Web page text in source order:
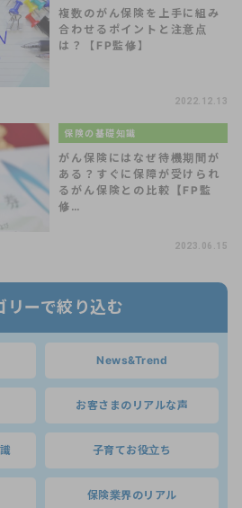
複数のがん保険を上手に組み
合わせるポイントと注意点
は？【FP監修】
2022.12.13
保険の基礎知識
がん保険にはなぜ待機期間が
ある？すぐに保障が受けられ
るがん保険との比較【FP監
修…
2023.06.15
リーで絞り込む
News&Trend
お客さまのリアルな声
子育てお役立ち
保険業界のリアル